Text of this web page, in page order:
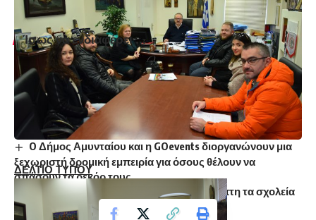
ΓΡΑΦΕΙΟ ΤΥΠΟΥ ΕΚΦ
Ίσως να ενδιαφέρει ...
ΠΡΟΣΚΛΗΣΗ 17 ΝΟΕΜΒΡΗ: Τα αιτήματα της εξέγερσης
του Πολυτεχνείου απαιτητά και επίκαιρα όσο ποτέ άλλοτε
Μήνυμα του Αντιπεριφερειάρχη Φλώρινας Αθανάσιου
Τάσκα για την Παγκόσμια Ημέρα Περιβάλλοντος
2ο Γυμνάσιο Φλώρινας – World Restart a Heart Day 2025
O Δήμος Αμυνταίου και η GOevents διοργανώνουν μια
ξεχωριστή δρομική εμπειρία για όσους θέλουν να
σπάσουν τα ρεκόρ τους
Μία ώρα αργότερα θα ανοίξουν την Πέμπτη τα σχολεία
στην Πρέσπα
ΔΕΛΤΙΟ ΤΥΠΟΥ